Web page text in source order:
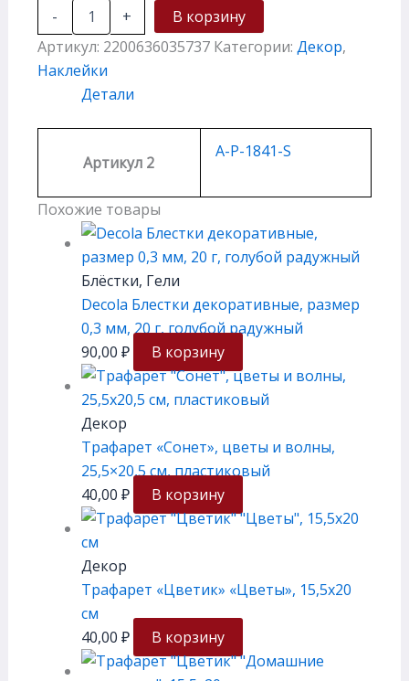
- +
В корзину
Артикул: 2200636035737 Категории: Декор,
Наклейки
Детали
Артикул 2
A-P-1841-S
Похожие товары
Блёстки, Гели
Decola Блестки декоративные, размер
0,3 мм, 20 г, голубой радужный
90,00 ₽ В корзину
Декор
Трафарет «Сонет», цветы и волны,
25,5×20,5 см, плаcтиковый
40,00 ₽ В корзину
Декор
Трафарет «Цветик» «Цветы», 15,5х20
см
40,00 ₽ В корзину